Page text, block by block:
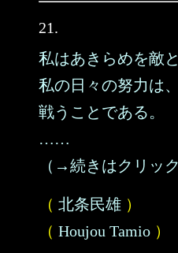
21.
私はあきらめを敵と
私の日々の努力は
戦うことである。
……
（→続きはクリック
（ 北条民雄 ）
（ Houjou Tamio ）